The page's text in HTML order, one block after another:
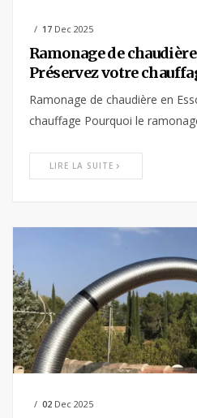
17 Dec 2025
Ramonage de
Préservez votre
Ramonage de chaudière en
chauffage Pourquoi le
LIRE LA SUITE
02 Dec 2025